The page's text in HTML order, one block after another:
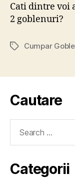
Cati dintre voi
2 goblenuri?
TagsCumpar
Cautare
Categorii